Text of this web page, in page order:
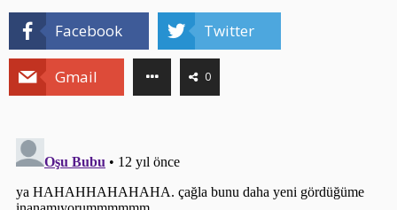
Facebook Twitter
Gmail 0